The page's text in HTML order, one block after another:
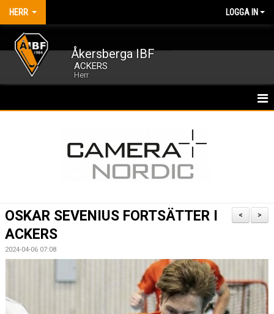
HERR LOGGA IN
Åkersberga IBF
ACKERS
Herr
NYHETER
BILDGALLERI
KONTAKT
>
<
OSKAR SEVENIUS FORTSÄTTER I
ACKERS
2024-04-06 07:08